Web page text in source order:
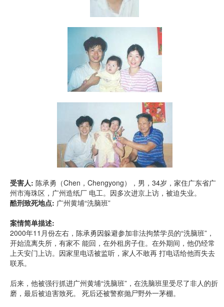
受害人: 陈承勇（Chen，Chengyong），男，34岁，家住广东省广
州市海珠区，广州造纸厂 电工。因多次进京上访，被迫失业。
酷刑致死地点: 广州黄埔“洗脑班”
案情简单描述:
2000年11月份左右，陈承勇因躲避参加非法拘禁学员的“洗脑班”，
开始流离失所，有家不 能回，在外租房子住。在外期间，他仍经常
上天安门上访。因家里电话被监听，家人不敢再 打电话给他而失去
联系。
后来，他被强行抓进广州黄埔“洗脑班”，在洗脑班里受尽了非人的折
磨，最后被迫害致死。 死后还被警察抛尸野外一茅棚。